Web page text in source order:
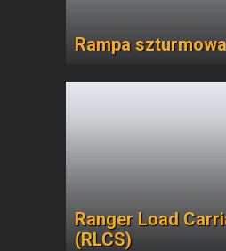
Rampa szturmowa
Ranger Load
(RLCS)